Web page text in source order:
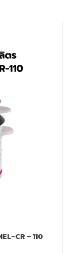
CR – 110